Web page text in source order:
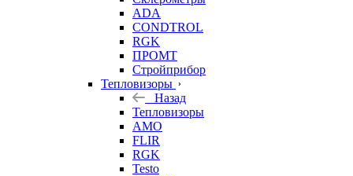
ADA
CONDTROL
RGK
ПРОМТ
Стройприбор
Тепловизоры
Назад
Тепловизоры
AMO
FLIR
RGK
Testo